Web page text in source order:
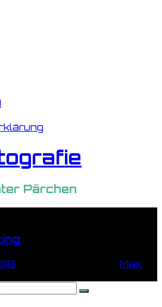
Pärchen
Max